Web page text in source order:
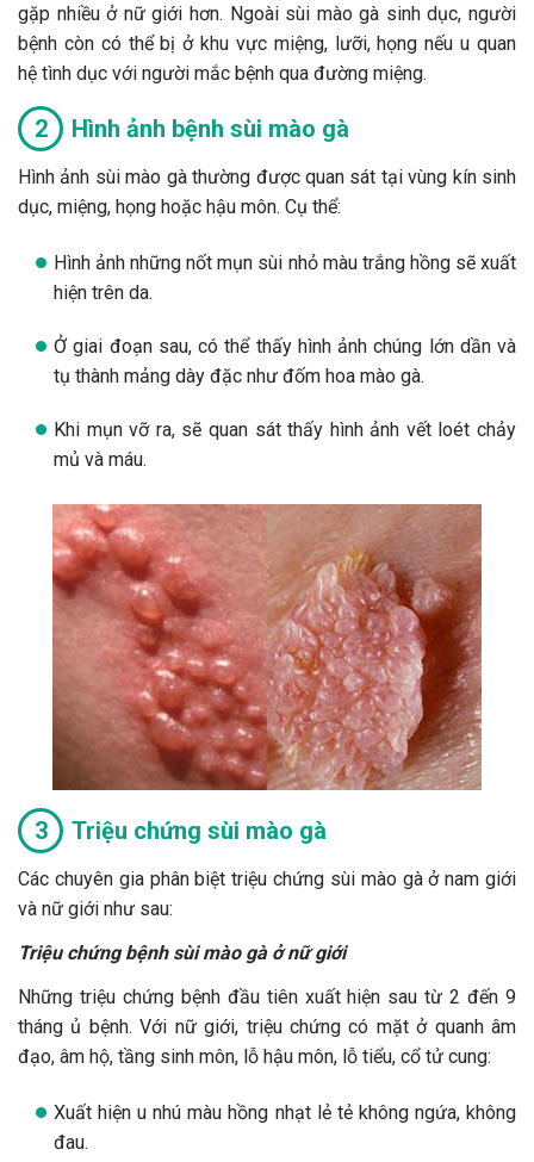
gặp nhiều ở nữ giới hơn. Ngoài sùi mào gà sinh dục, người
bệnh còn có thể bị ở khu vực miệng, lưỡi, họng nếu u quan
hệ tình dục với người mắc bệnh qua đường miệng.
Hình ảnh bệnh sùi mào gà
Hình ảnh sùi mào gà thường được quan sát tại vùng kín sinh
dục, miệng, họng hoặc hậu môn. Cụ thể:
Hình ảnh những nốt mụn sùi nhỏ màu trắng hồng sẽ xuất
hiện trên da.
Ở giai đoạn sau, có thể thấy hình ảnh chúng lớn dần và
tụ thành mảng dày đặc như đốm hoa mào gà.
Khi mụn vỡ ra, sẽ quan sát thấy hình ảnh vết loét chảy
mủ và máu.
Triệu chứng sùi mào gà
Các chuyên gia phân biệt triệu chứng sùi mào gà ở nam giới
và nữ giới như sau:
Triệu chứng bệnh sùi mào gà ở nữ giới
Những triệu chứng bệnh đầu tiên xuất hiện sau từ 2 đến 9
tháng ủ bệnh. Với nữ giới, triệu chứng có mặt ở quanh âm
đạo, âm hộ, tầng sinh môn, lỗ hậu môn, lỗ tiểu, cổ tử cung:
Xuất hiện u nhú màu hồng nhạt lẻ tẻ không ngứa, không
đau.